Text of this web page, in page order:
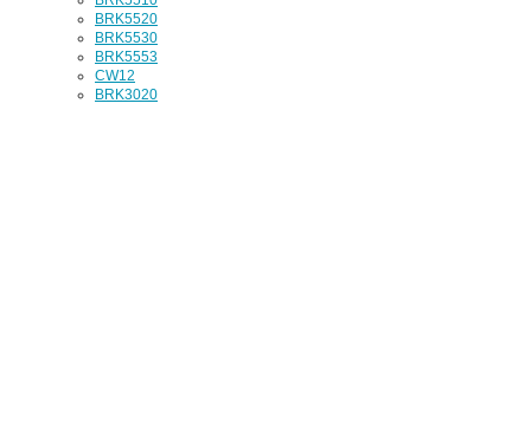
BRK5520
BRK5530
BRK5553
CW12
BRK3020